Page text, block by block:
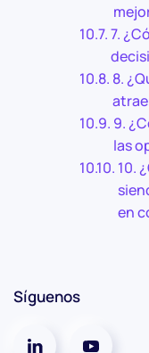
7.
8.
9.
las
10.
en
Síguenos